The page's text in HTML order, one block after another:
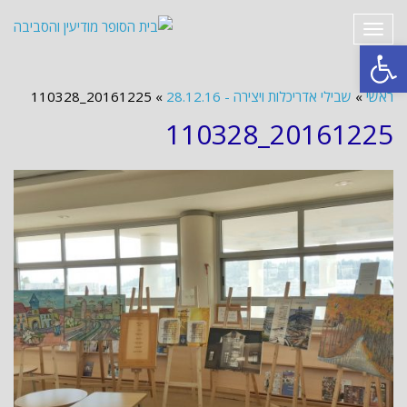
פתח סרגל נגישות
תפריט
ראשי » שבילי אדריכלות ויצירה - 28.12.16 »
20161225_110328
20161225_110328